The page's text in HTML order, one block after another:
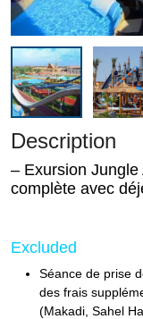
Description
– Exursion
complète avec
Excluded
Séance de prise
des frais
(Makadi, Sahel